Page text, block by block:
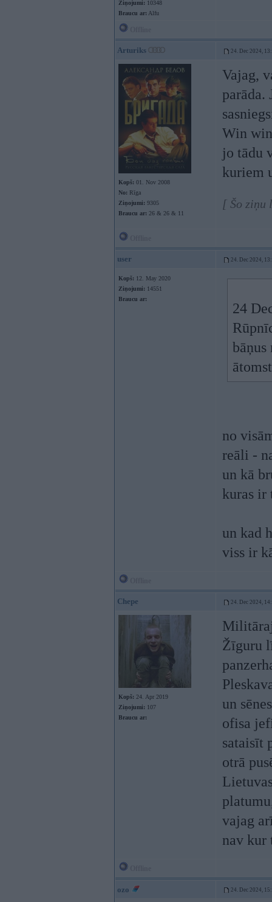
Ziņojumi: 10348
Braucu ar: Alfu
Arturiks 24. Dec 2024,
Kopš: 01. Nov 2008
No: Rīga
Ziņojumi: 9305
Braucu ar: 26 & 26 & 11
Vajag,
parāda.
Win
jo tādu
kuriem
[ Šo ziņu
user 24. Dec 2024,
Kopš: 12. May 2020
Ziņojumi: 14551
Braucu ar:
24
bāņus
no
reāli -
un kā
kuras ir
un kad
viss ir
Chepe 24. Dec 2024,
Kopš: 24. Apr 2019
Ziņojumi: 107
Braucu ar:
Žīguru
un
ofisa
sataisīt
otrā
vajag
nav kur
ozo 24. Dec 2024,